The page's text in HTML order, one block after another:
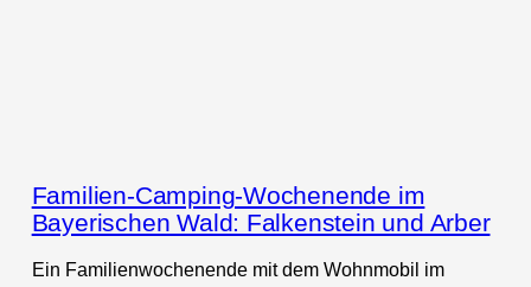
Familien-Camping-Wochenende im
Bayerischen Wald: Falkenstein und Arber
Ein Familienwochenende mit dem Wohnmobil im